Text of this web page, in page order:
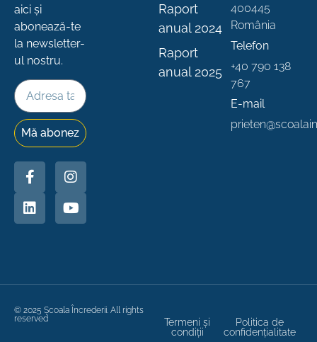
aici și
abonează-te
la newsletter-
ul nostru.
Mă abonez
Raport
anual 2024
Raport
anual 2025
400445
România
Telefon
+40 790 138
767
E-mail
© 2025 Școala Încrederii. All rights
reserved
Termeni și
condiții
Politica de
confidențialitate